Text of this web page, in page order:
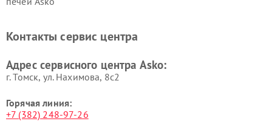
Ремонт подогревателей
Ремонт промышленных
Asko
Контакты сервис центра
Адрес сервисного центра Asko:
г. Томск, ул. Нахимова, 8с2
Горячая линия:
+7 (382) 248-97-26